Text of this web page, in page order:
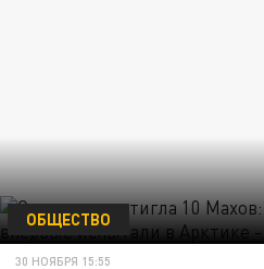
ОБЩЕСТВО
30 НОЯБРЯ 15:55